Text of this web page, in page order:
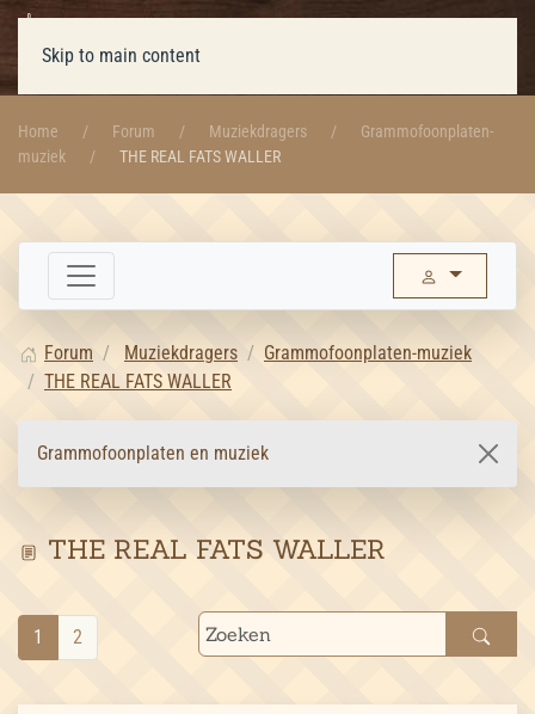
Skip to main content
Home Forum Muziekdragers
Grammofoonplaten-
muziek
THE REAL FATS WALLER
Forum Muziekdragers
Grammofoonplaten-muziek
THE REAL FATS WALLER
Grammofoonplaten en muziek
THE REAL FATS WALLER
1 2